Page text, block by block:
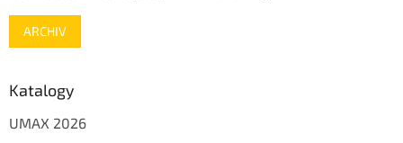
ARCHIV
Katalogy
UMAX 2026